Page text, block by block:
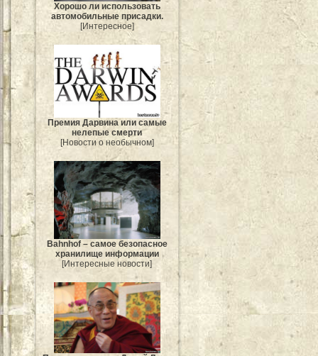
Хорошо ли использовать
автомобильные присадки.
[Интересное]
Премия Дарвина или самые
нелепые смерти
[Новости о необычном]
Bahnhof – самое безопасное
хранилище информации
[Интересные новости]